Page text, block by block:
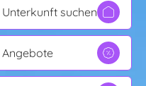
Unterkunft suchen
Angebote